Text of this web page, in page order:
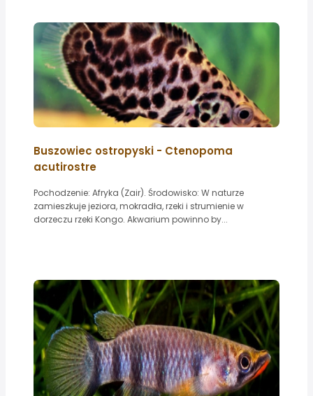
Buszowiec ostropyski - Ctenopoma
acutirostre
Pochodzenie: Afryka (Zair). Środowisko: W naturze
zamieszkuje jeziora, mokradła, rzeki i strumienie w
dorzeczu rzeki Kongo. Akwarium powinno by...